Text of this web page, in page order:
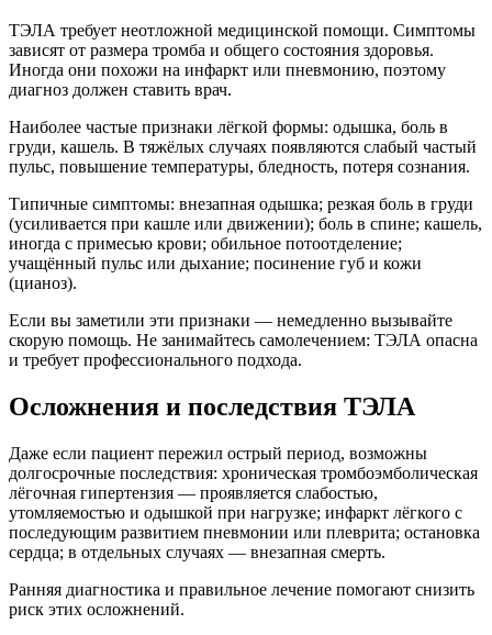
ТЭЛА требует неотложной медицинской помощи. Симптомы
зависят от размера тромба и общего состояния здоровья.
Иногда они похожи на инфаркт или пневмонию, поэтому
диагноз должен ставить врач.
Наиболее частые признаки лёгкой формы: одышка, боль в
груди, кашель. В тяжёлых случаях появляются слабый частый
пульс, повышение температуры, бледность, потеря сознания.
Типичные симптомы: внезапная одышка; резкая боль в груди
(усиливается при кашле или движении); боль в спине; кашель,
иногда с примесью крови; обильное потоотделение;
учащённый пульс или дыхание; посинение губ и кожи
(цианоз).
Если вы заметили эти признаки — немедленно вызывайте
скорую помощь. Не занимайтесь самолечением: ТЭЛА опасна
и требует профессионального подхода.
Осложнения и последствия ТЭЛА
Даже если пациент пережил острый период, возможны
долгосрочные последствия: хроническая тромбоэмболическая
лёгочная гипертензия — проявляется слабостью,
утомляемостью и одышкой при нагрузке; инфаркт лёгкого с
последующим развитием пневмонии или плеврита; остановка
сердца; в отдельных случаях — внезапная смерть.
Ранняя диагностика и правильное лечение помогают снизить
риск этих осложнений.